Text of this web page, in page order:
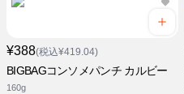
¥388(税込¥419.04)
BIGBAGコンソメパンチ カルビー
160g